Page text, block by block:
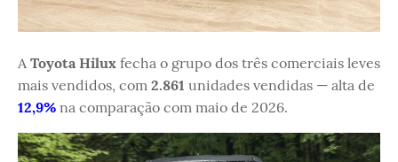
A Toyota Hilux fecha o grupo dos três comerciais leves
mais vendidos, com 2.861 unidades vendidas — alta de
12,9% na comparação com maio de 2026.